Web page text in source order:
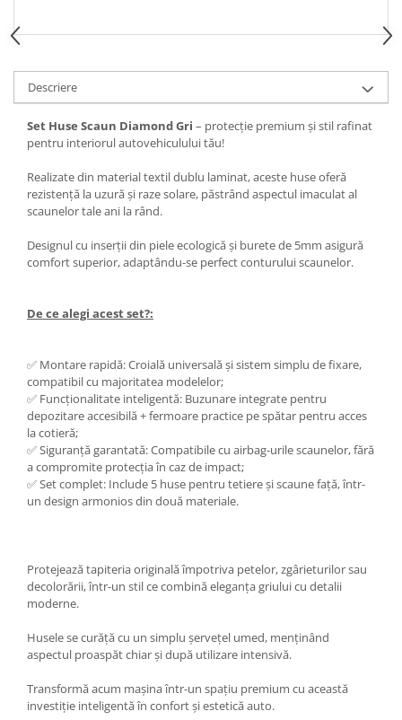
Produse Intretinere si Detailing
Lubrifianti si Spray-uri de Curatare
Curatare si Detailing Interior
Vopsitorie, Chituri si Adezivi
Curatare si Detailing Exterior
Articole Auto Sezoniere
Produse de Iarna
Produse de Vara
Descriere
Set Huse Scaun Diamond Gri – protecție premium și stil rafinat
pentru interiorul autovehiculului tău!
Realizate din material textil dublu laminat, aceste huse oferă
rezistență la uzură și raze solare, păstrând aspectul imaculat al
scaunelor tale ani la rând.
Designul cu inserții din piele ecologică și burete de 5mm asigură
comfort superior, adaptându-se perfect conturului scaunelor.
De ce alegi acest set?:
✅ Montare rapidă: Croială universală și sistem simplu de fixare,
compatibil cu majoritatea modelelor;
✅ Funcționalitate inteligentă: Buzunare integrate pentru
depozitare accesibilă + fermoare practice pe spătar pentru acces
la cotieră;
✅ Siguranță garantată: Compatibile cu airbag-urile scaunelor, fără
a compromite protecția în caz de impact;
✅ Set complet: Include 5 huse pentru tetiere și scaune față, într-
un design armonios din două materiale.
Protejează tapiteria originală împotriva petelor, zgârieturilor sau
decolorării, într-un stil ce combină eleganța griului cu detalii
moderne.
Husele se curăță cu un simplu șervețel umed, menținând
aspectul proaspăt chiar și după utilizare intensivă.
Transformă acum mașina într-un spațiu premium cu această
investiție inteligentă în confort și estetică auto.